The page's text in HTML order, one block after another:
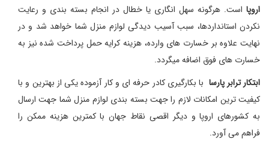
اروپا است. هرگونه سهل انگاری یا خطال در انجام بسته بندی و رعایت
نکردن استانداردها، سبب آسیب دیدگی لوازم منزل شما خواهد شد و در
نهایت علاوه بر خسارت های وارده، هزینه کرایه حمل پرداخت شده نیز به
خسارت های فوق اضافه میگردد.
ابتکار ترابر پارسا با بکارگیری کادر حرفه ای و کار آزموده یکی از بهترین و با
کیفیت ترین امکانات لازم را جهت بسته بندی لوازم منزل شما جهت ارسال
به کشورهای اروپا و دیگر اقصی نقاط جهان با کمترین هزینه ممکن را
فراهم می آورد.